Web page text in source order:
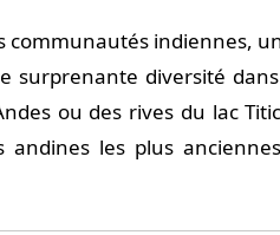
communautés indiennes,
surprenante diversité
ou des rives du lac
les plus